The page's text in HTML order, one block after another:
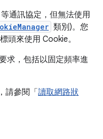
通訊協定，但無法使用
類別)。您
頭來使用 Cookie。
求，包括以固定頻率進
請參閱「 讀取網路狀